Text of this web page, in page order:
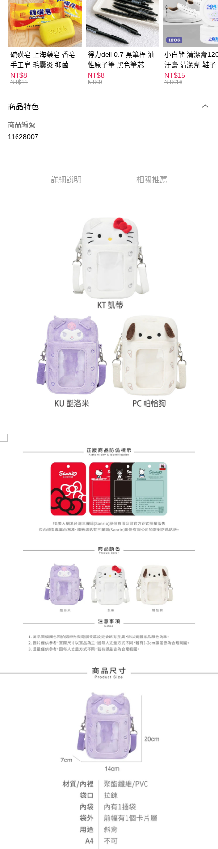
Apple Pay
街口支付
悠遊付
ATM付款
全家取貨付款
每筆NT$60，滿NT$599(含以上)免運費
付款後全家取貨
每筆NT$60，滿NT$599(含以上)免運費
每筆NT$120，滿NT$1,999(含以上)免運費
硫磺皂 上海藥皂 香皂
手工皂 毛囊炎 抑菌除
蟎 清潔護膚 去油去痘
寵物皮膚病 狗狗貓咪
NT$8
NT$11
得力deli 0.7 黑筆桿 油
性原子筆 黑色筆芯
S304
NT$8
NT$9
小白鞋 清潔膏
汙膏 清潔劑 鞋子
漬 白皮鞋 鞋油
NT$15
NT$16
商品特色
商品編號
11628007
詳細說明 相關推薦